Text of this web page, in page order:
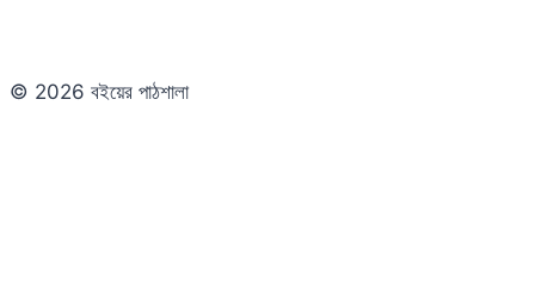
© 2026 বইয়ের পাঠশালা